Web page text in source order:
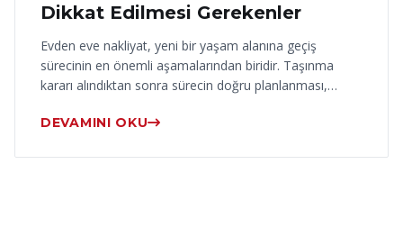
Dikkat Edilmesi Gerekenler
Evden eve nakliyat, yeni bir yaşam alanına geçiş
sürecinin en önemli aşamalarından biridir. Taşınma
kararı alındıktan sonra sürecin doğru planlanması,…
DEVAMINI OKU